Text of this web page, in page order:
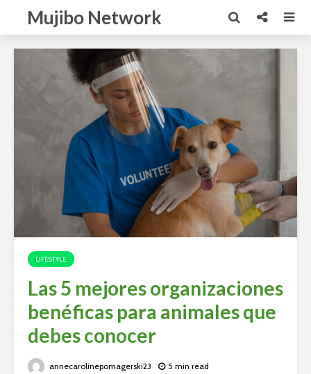
Mujibo Network
LIFESTYLE
Las 5 mejores organizaciones
benéficas para animales que
debes conocer
annecarolinepomagerski23 5 min read